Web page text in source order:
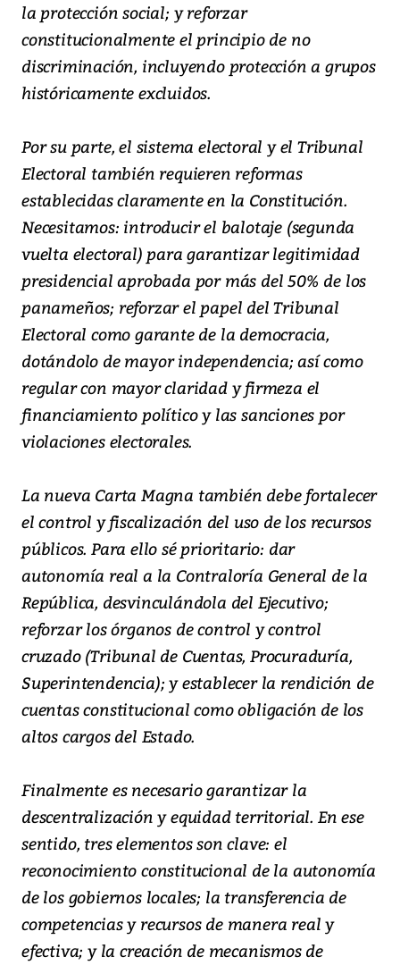
la protección social; y reforzar
constitucionalmente el principio de no
discriminación, incluyendo protección a grupos
históricamente excluidos.
Por su parte, el sistema electoral y el Tribunal
Electoral también requieren reformas
establecidas claramente en la Constitución.
Necesitamos: introducir el balotaje (segunda
vuelta electoral) para garantizar legitimidad
presidencial aprobada por más del 50% de los
panameños; reforzar el papel del Tribunal
Electoral como garante de la democracia,
dotándolo de mayor independencia; así como
regular con mayor claridad y firmeza el
financiamiento político y las sanciones por
violaciones electorales.
La nueva Carta Magna también debe fortalecer
el control y fiscalización del uso de los recursos
públicos. Para ello sé prioritario: dar
autonomía real a la Contraloría General de la
República, desvinculándola del Ejecutivo;
reforzar los órganos de control y control
cruzado (Tribunal de Cuentas, Procuraduría,
Superintendencia); y establecer la rendición de
cuentas constitucional como obligación de los
altos cargos del Estado.
Finalmente es necesario garantizar la
descentralización y equidad territorial. En ese
sentido, tres elementos son clave: el
reconocimiento constitucional de la autonomía
de los gobiernos locales; la transferencia de
competencias y recursos de manera real y
efectiva; y la creación de mecanismos de